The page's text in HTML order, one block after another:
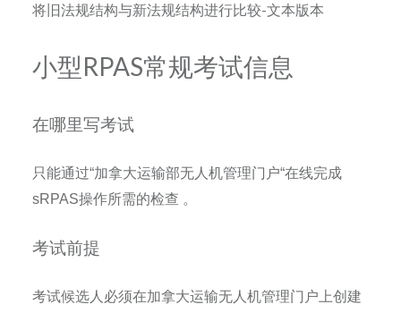
将旧法规结构与新法规结构进行比较-文本版本
小型RPAS常规考试信息
在哪里写考试
只能通过“加拿大运输部无人机管理门户“在线完成
sRPAS操作所需的检查 。
考试前提
考试候选人必须在加拿大运输无人机管理门户上创建